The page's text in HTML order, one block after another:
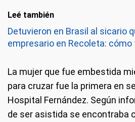
Leé también
Detuvieron en Brasil al sicario
empresario en Recoleta:
La mujer que fue embestida
para cruzar fue la primera en
Hospital Fernández. Según
de ser asistida se encontraba